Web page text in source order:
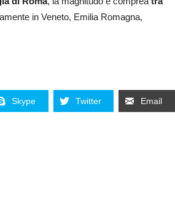
in Veneto, Emilia Romagna,
Skype Twitter Email